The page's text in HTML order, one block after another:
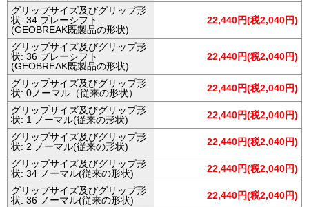
グリップサイズ及びグリップ形
状: 34 プレーシフト
(GEOBREAK既製品の形状)
22,440円(税2,040円)
グリップサイズ及びグリップ形
状: 36 プレーシフト
(GEOBREAK既製品の形状)
22,440円(税2,040円)
グリップサイズ及びグリップ形
状: 0ノーマル（従来の形状）
22,440円(税2,040円)
グリップサイズ及びグリップ形
状: 1 ノーマル(従来の形状)
22,440円(税2,040円)
グリップサイズ及びグリップ形
状: 2 ノーマル(従来の形状)
22,440円(税2,040円)
グリップサイズ及びグリップ形
状: 34 ノーマル(従来の形状)
22,440円(税2,040円)
グリップサイズ及びグリップ形
状: 36 ノーマル(従来の形状)
22,440円(税2,040円)